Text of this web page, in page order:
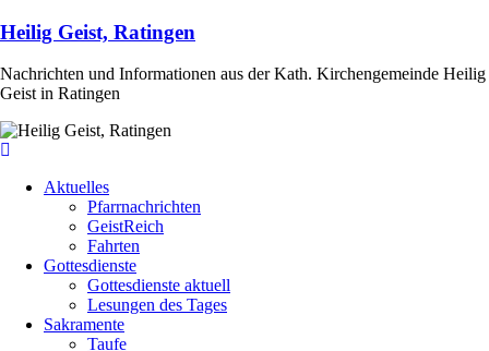
Heilig Geist, Ratingen
Nachrichten und Informationen aus der Kath. Kirchengemeinde Heilig
Geist in Ratingen
Aktuelles
Pfarrnachrichten
GeistReich
Fahrten
Gottesdienste
Gottesdienste aktuell
Lesungen des Tages
Sakramente
Taufe